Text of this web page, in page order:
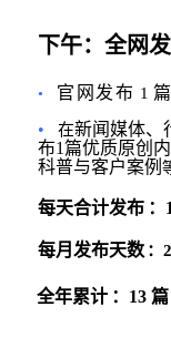
下午：全网
• 官网发布 1 篇
•在新闻媒体、
布1篇优质原创
科普与客户案例
每天合计发布 ：
每月发布天数 ：
全年累计 ： 13篇